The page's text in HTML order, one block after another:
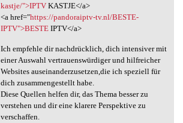
kastje/">IPTVKASTJE</a>
<a href="https://pandoraiptv-tv.nl/BESTE-
IPTV">BESTEIPTV</a>
Ich empfehle dir nachdrücklich, dich intensiver mit
einer Auswahl vertrauenswürdiger und hilfreicher
Websites auseinanderzusetzen,die ich speziell für
dich zusammengestellt habe.
Diese Quellen helfen dir, das Thema besser zu
verstehen und dir eine klarere Perspektive zu
verschaffen.